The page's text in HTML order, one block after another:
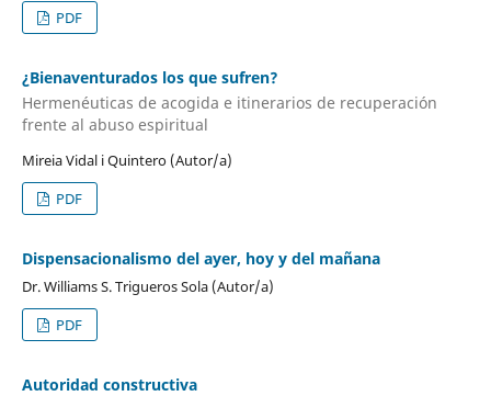
PDF
¿Bienaventurados los que sufren?
Hermenéuticas de acogida e itinerarios de recuperación
frente al abuso espiritual
Mireia Vidal i Quintero (Autor/a)
PDF
Dispensacionalismo del ayer, hoy y del mañana
Dr. Williams S. Trigueros Sola (Autor/a)
PDF
Autoridad constructiva